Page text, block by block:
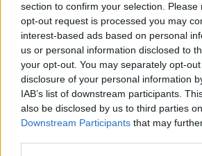
section to confirm your selection.
opt-out request is processed you may
interest-based ads based on personal
us or personal information disclosed to
your opt-out. You may separately opt-
disclosure of your personal information
IAB’s list of downstream participants.
also be disclosed by us to third parties
Downstream Participants that may
Русия започна да внася
продукти от Южна Корея.